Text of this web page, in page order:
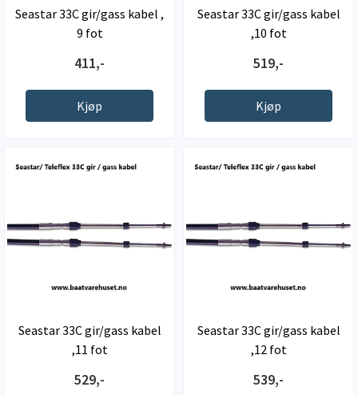
Seastar 33C gir/gass kabel ,
9 fot
411,-
Kjøp
Seastar 33C gir/gass kabel
,10 fot
519,-
Kjøp
Seastar 33C gir/gass kabel
,11 fot
529,-
Seastar 33C gir/gass kabel
,12 fot
539,-